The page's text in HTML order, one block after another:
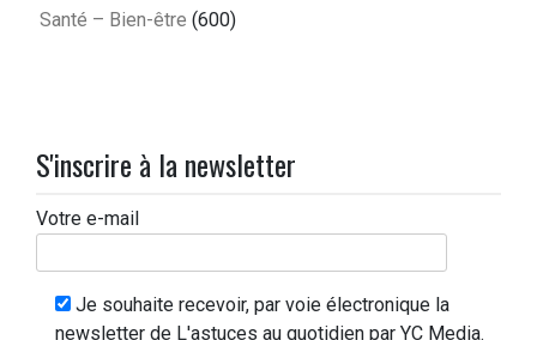
Santé – Bien-être (600)
S'inscrire à la newsletter
Votre e-mail
Je souhaite recevoir, par voie électronique la
newsletter de L'astuces au quotidien par YC Media.